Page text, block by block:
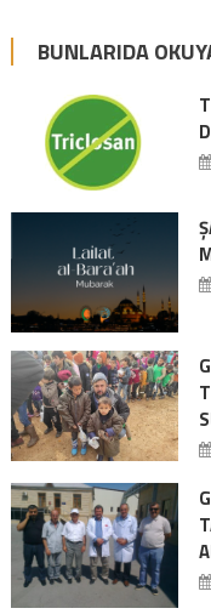
BUNLARIDA